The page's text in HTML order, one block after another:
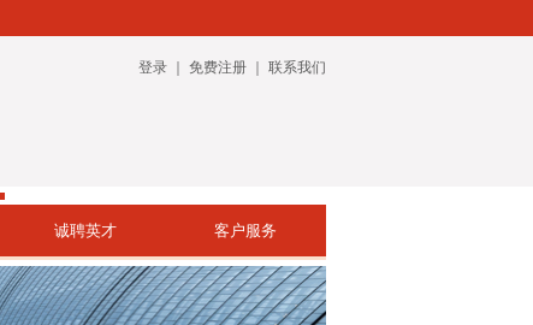
登录 免费注册 联系我们
诚聘英才 客户服务